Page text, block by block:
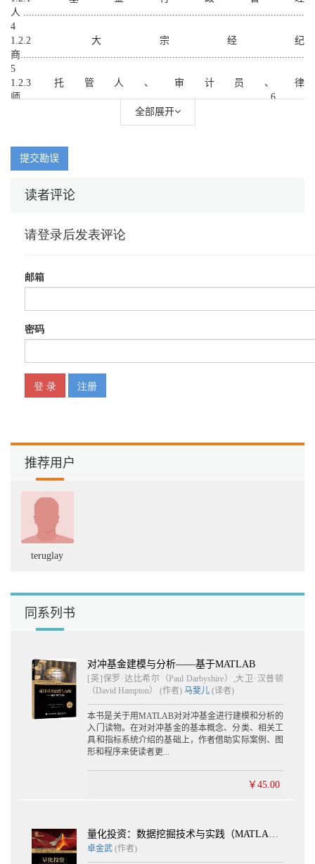
人....................................................................................................
4
1.2.2 大宗经纪
商
5
1.2.3 托管人、审计员、律
师........................................................................................ 6
1.3 全球对冲基金行业
.............................................................................................. 7
场
场
场
.................................................................................................... 11
易
1.4.2 杠
性
1.5.1 UCITS III 对冲基金
........................................................................................... 15
1.5.2 欧洲通行
证
1.5.3 卖空限
制
第2 章 对冲基金数据源 ...................................................................
................................................................................................ 21
2.2 主要对冲基金指标
............................................................................................ 21
数.............................................................................. 22
2.2.2 道琼斯瑞士信贷对冲基金指
数.......................................................................... 24
2.2.3 对冲基金研究公
司.............................................................................................. 30
2.2.4 富时对
冲
2.2.5 格林威治替代投
资.............................................................................................. 35
2.2.7 EDHEC 风险和资产管理研究中心
................................................................... 41
2.3 数据库和指数偏差
全部展开
提交勘误
读者评论
推荐用户
teruglay
同系列书
对冲基金建模与分析——基于MATLAB
[英]保罗·达比希尔（Paul Darbyshire）,大卫·汉普顿
（David Hampton） (作者)马斐儿 (译者)
本书是关于用MATLAB对对冲基金进行建模和分析的
入门读物。在对对冲基金的基本概念、分类、相关工
具和指标系统介绍的基础上，作者借助实际案例、图
形和程序来使读者更...
￥45.00
量化投资：数据挖掘技术与实践（MATLAB版）（含CD光盘1张）
卓金武(作者)